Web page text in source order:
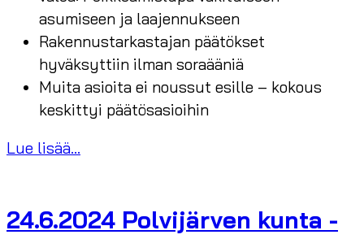
asumiseen ja laajennukseen
Rakennustarkastajan päätökset
hyväksyttiin ilman soraääniä
Muita asioita ei noussut esille – kokous
keskittyi päätösasioihin
Lue lisää...
24.6.2024 Polvijärven kunta -